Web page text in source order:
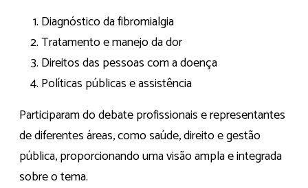
Diagnóstico da fibromialgia
Tratamento e manejo da dor
Direitos das pessoas com a doença
Políticas públicas e assistência
Participaram do debate profissionais e representantes
de diferentes áreas, como saúde, direito e gestão
pública, proporcionando uma visão ampla e integrada
sobre o tema.